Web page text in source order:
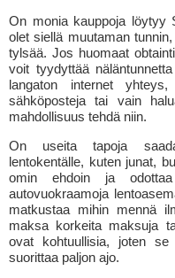
On monia kauppoja löytyy
olet siellä muutaman
tylsää. Jos huomaat
voit tyydyttää
langaton internet
sähköposteja tai vain
mahdollisuus tehdä niin.
On useita tapoja
lentokentälle, kuten junat,
omin ehdoin ja
autovuokraamoja
matkustaa mihin mennä
maksa korkeita maksuja
ovat kohtuullisia, joten
suorittaa paljon ajo.